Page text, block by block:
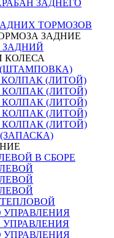
ЗАДНЕГО
ТОРМОЗОВ
ЗАДНИЕ
ЗАДНИЙ
КОЛЕСА
(ШТАМПОВКА)
КОЛПАК (ЛИТОЙ)
КОЛПАК (ЛИТОЙ)
КОЛПАК (ЛИТОЙ)
КОЛПАК (ЛИТОЙ)
КОЛПАК (ЛИТОЙ)
(ЗАПАСКА)
В СБОРЕ
ТЕПЛОВОЙ
УПРАВЛЕНИЯ
УПРАВЛЕНИЯ
УПРАВЛЕНИЯ